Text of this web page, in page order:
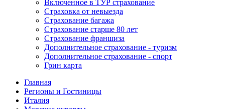
Включенное в ТУР страхование
Страховка от невыезда
Страхование багажа
Страхование старше 80 лет
Страхование франшиза
Дополнительное страхование - туризм
Дополнительное страхование - спорт
Грин карта
Главная
Регионы и Гостиницы
Италия